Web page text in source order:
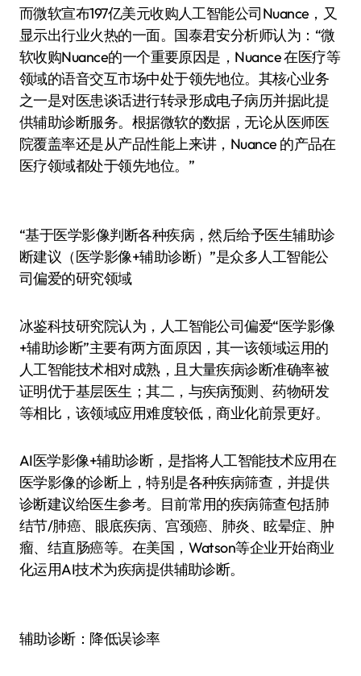
而微软宣布197亿美元收购人工智能公司Nuance，又
显示出行业火热的一面。国泰君安分析师认为：“微
软收购Nuance的一个重要原因是，Nuance 在医疗等
领域的语音交互市场中处于领先地位。其核心业务
之一是对医患谈话进行转录形成电子病历并据此提
供辅助诊断服务。根据微软的数据，无论从医师医
院覆盖率还是从产品性能上来讲，Nuance 的产品在
医疗领域都处于领先地位。”
“基于医学影像判断各种疾病，然后给予医生辅助诊
断建议（医学影像+辅助诊断）”是众多人工智能公
司偏爱的研究领域
冰鉴科技研究院认为，人工智能公司偏爱“医学影像
+辅助诊断”主要有两方面原因，其一该领域运用的
人工智能技术相对成熟，且大量疾病诊断准确率被
证明优于基层医生；其二，与疾病预测、药物研发
等相比，该领域应用难度较低，商业化前景更好。
AI医学影像+辅助诊断，是指将人工智能技术应用在
医学影像的诊断上，特别是各种疾病筛查，并提供
诊断建议给医生参考。目前常用的疾病筛查包括肺
结节/肺癌、眼底疾病、宫颈癌、肺炎、眩晕症、肿
瘤、结直肠癌等。在美国，Watson等企业开始商业
化运用AI技术为疾病提供辅助诊断。
辅助诊断：降低误诊率